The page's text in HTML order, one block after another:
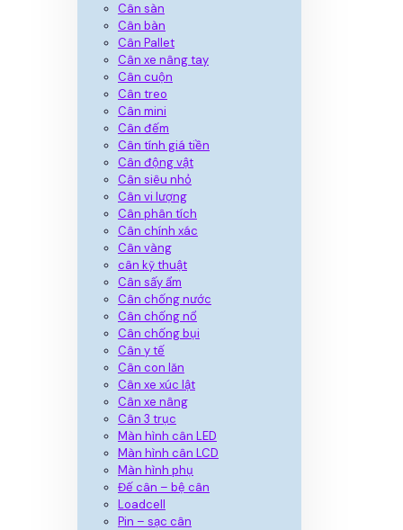
Cân sàn
Cân bàn
Cân Pallet
Cân xe nâng tay
Cân cuộn
Cân treo
Cân mini
Cân đếm
Cân tính giá tiền
Cân động vật
Cân siêu nhỏ
Cân vi lượng
Cân phân tích
Cân chính xác
Cân vàng
cân kỹ thuật
Cân sấy ẩm
Cân chống nước
Cân chống nổ
Cân chống bụi
Cân y tế
Cân con lăn
Cân xe xúc lật
Cân xe nâng
Cân 3 trục
Màn hình cân LED
Màn hình cân LCD
Màn hình phụ
Đế cân – bệ cân
Loadcell
Pin – sạc cân